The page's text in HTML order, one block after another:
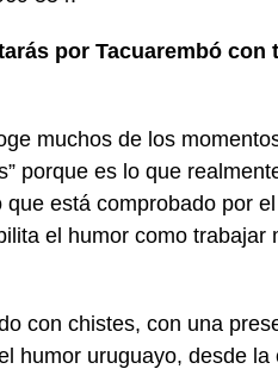
por Tacuarembó con
muchos de los
porque es lo que
está comprobado por
el humor como trabajar
con chistes, con una
humor uruguayo, desde